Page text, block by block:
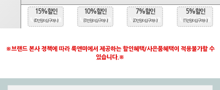
15%할인
(40만원 이상 구매시)
10%할인
(30만원 이상 구매시)
7%할인
(20만원 이상 구매시)
5%할인
(15만원 이상 구매시)
※브랜드 본사 정책에 따라 룩앤미에서 제공하는 할인혜택/사은품혜택이 적용불가할 수
있습니다.※